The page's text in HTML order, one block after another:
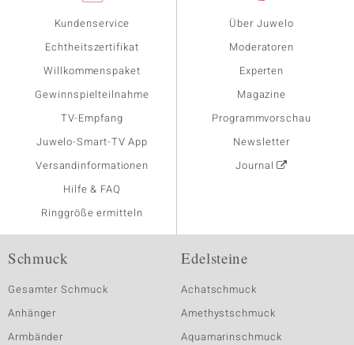
Kundenservice
Echtheitszertifikat
Willkommenspaket
Gewinnspielteilnahme
TV-Empfang
Juwelo-Smart-TV App
Versandinformationen
Hilfe & FAQ
Ringgröße ermitteln
Über Juwelo
Moderatoren
Experten
Magazine
Programmvorschau
Newsletter
Journal
Schmuck
Gesamter Schmuck
Anhänger
Armbänder
Edelsteine
Achatschmuck
Amethystschmuck
Aquamarinschmuck